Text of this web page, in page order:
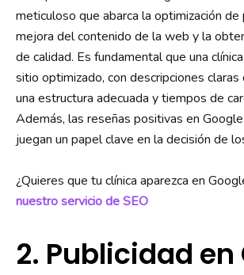
meticuloso que abarca la optimización de
mejora del contenido de la web y la
de calidad. Es fundamental que una
sitio optimizado, con descripciones claras
una estructura adecuada y tiempos de
Además, las reseñas positivas en
juegan un papel clave en la decisión de
¿Quieres que tu clínica aparezca en
nuestro servicio de SEO
2. Publicidad en